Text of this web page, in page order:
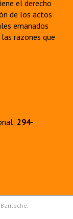
el derecho
de los actos
emanados
razones que
294-